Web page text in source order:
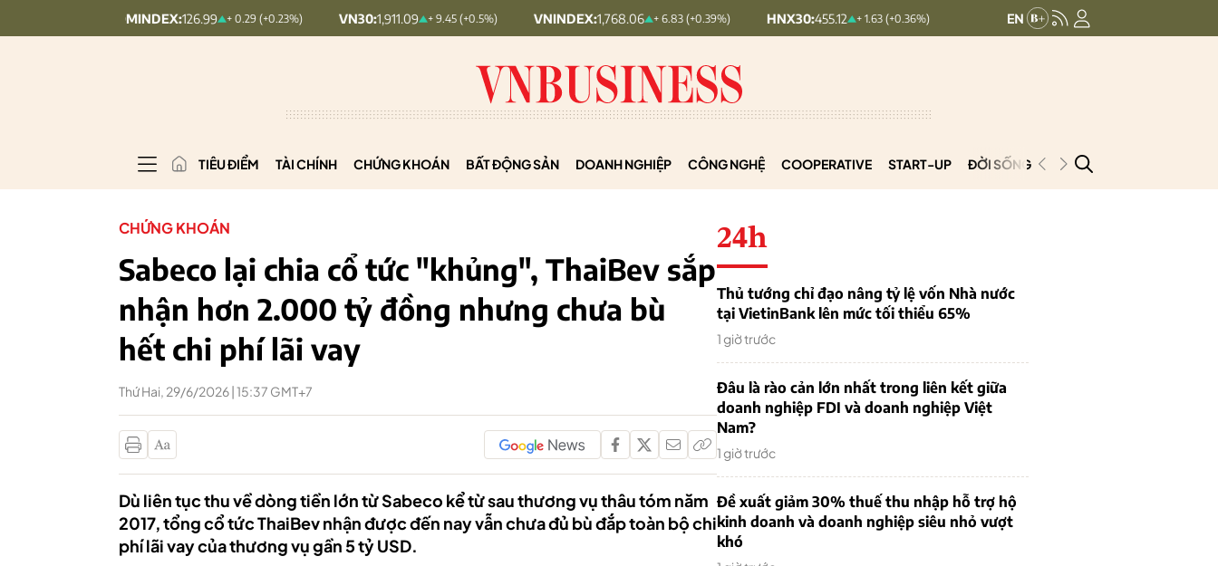
126.99 + 0.29 (+0.23%) VN30:1,911.09 + 9.45 (+0.5%) VNINDEX: 1,768.06 + 6.83 (+0.39%) HNX30: 455.12 + 1.63 (+0.36%) HNXINDEX: + 0.25 (+0.09%)
TIÊU ĐIỂM TÀI CHÍNH CHỨNG KHOÁN BẤT ĐỘNG SẢN DOANH NGHIỆP CÔNG NGHỆ COOPERATIVE START-UP ĐỜI SỐNG PODCAST
CHỨNG KHOÁN
Sabeco lại chia cổ tức "khủng", ThaiBev sắp
nhận hơn 2.000 tỷ đồng nhưng chưa bù
hết chi phí lãi vay
Thứ Hai, 29/6/2026 | 15:37 GMT+7
Dù liên tục thu về dòng tiền lớn từ Sabeco kể từ sau thương vụ thâu tóm năm
2017, tổng cổ tức ThaiBev nhận được đến nay vẫn chưa đủ bù đắp toàn bộ chi
phí lãi vay của thương vụ gần 5 tỷ USD.
24h
Thủ tướng chỉ đạo nâng tỷ lệ vốn Nhà nước
tại VietinBank lên mức tối thiểu 65%
1 giờ trước
Đâu là rào cản lớn nhất trong liên kết giữa
doanh nghiệp FDI và doanh nghiệp Việt
Nam?
1 giờ trước
Đề xuất giảm 30% thuế thu nhập hỗ trợ hộ
kinh doanh và doanh nghiệp siêu nhỏ vượt
khó